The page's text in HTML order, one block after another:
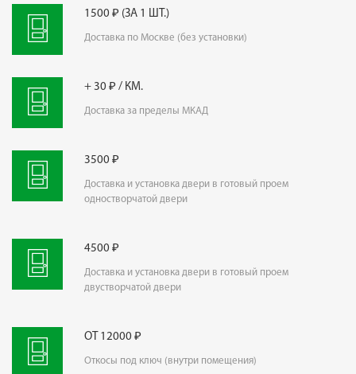
1500 ₽ (ЗА 1 ШТ.)
Доставка по Москве (без установки)
+ 30 ₽ / КМ.
Доставка за пределы МКАД
3500 ₽
Доставка и установка двери в готовый проем
одностворчатой двери
4500 ₽
Доставка и установка двери в готовый проем
двустворчатой двери
ОТ 12000 ₽
Откосы под ключ (внутри помещения)